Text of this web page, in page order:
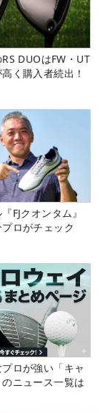
DUOはFW・UT
く購入者続出！
FJクオンタム』
ロがチェック
ロが強い「キャ
ニュース一覧は